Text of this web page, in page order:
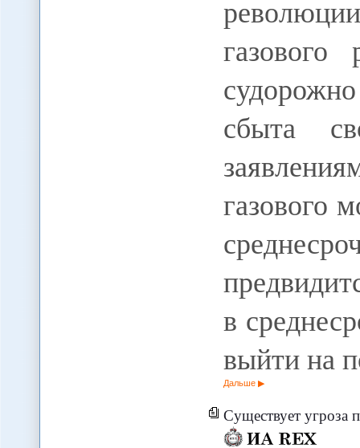
газового
сбыта
газового
в
выйти на
Дальше
Существует угроза